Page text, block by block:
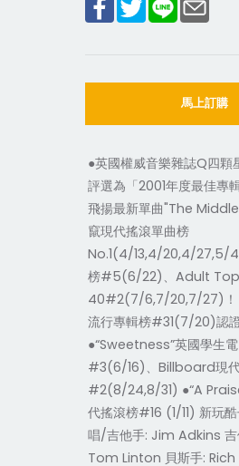
馬上訂購
●英國權威音樂雜誌Q四顆
評選為「2001年度最佳專
飛揚最新單曲"The
竄現代搖滾單曲榜
No.1(4/13,4/20,4/27,5/
榜#5(6/22)、Adult Top
40#2(7/6,7/20,7/27)！
流行專輯榜#31(7/20)認
●“Sweetness”英國學生
#3(6/16)、Billboard現
#2(8/24,8/31) ●“A
代搖滾榜#16 (1/11) 新玩
唱/吉他手: Jim Adkins
Tom Linton 貝斯手: Rich